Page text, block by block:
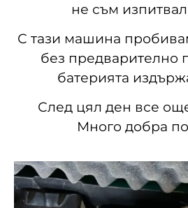
не съм
С тази машина
без предварително
батерията
След цял ден все
Много добра